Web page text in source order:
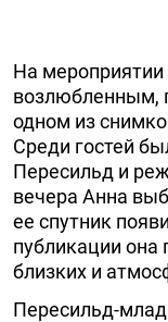
На мероприятии
возлюбленным,
одном из
Среди гостей
Пересильд и
вечера Анна
ее спутник
публикации она
близких и
Пересильд-